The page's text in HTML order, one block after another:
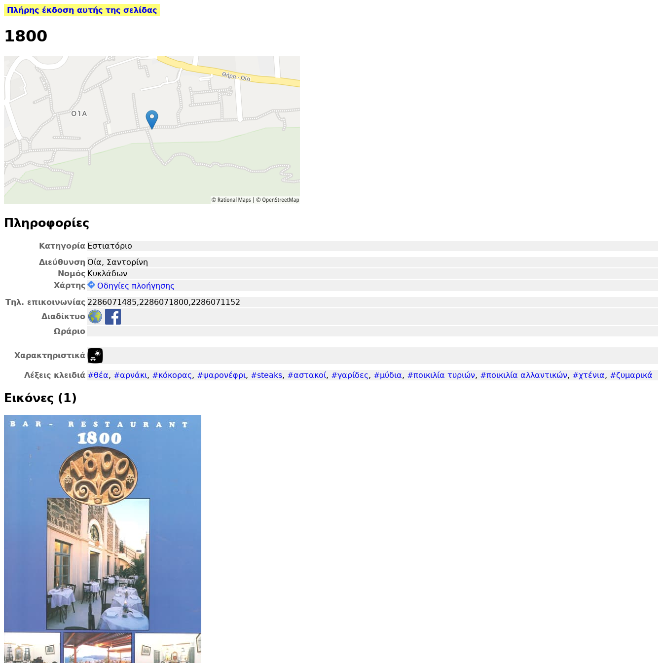
Πλήρης έκδοση αυτής της σελίδας
1800
Πληροφορίες
Κατηγορία Εστιατόριο
Διεύθυνση Οία, Σαντορίνη
Νομός Κυκλάδων
Χάρτης
Οδηγίες πλοήγησης
Τηλ. επικοινωνίας 2286071485,2286071800,2286071152
Διαδίκτυο
Ωράριο
Χαρακτηριστικά
Λέξεις κλειδιά #θέα, #αρνάκι, #κόκορας, #ψαρονέφρι, #steaks, #αστακοί, #γαρίδες, #μύδια, #ποικιλία τυριών, #ποικιλία αλλαντικών, #χτένια, #ζυμαρικά
Εικόνες (1)